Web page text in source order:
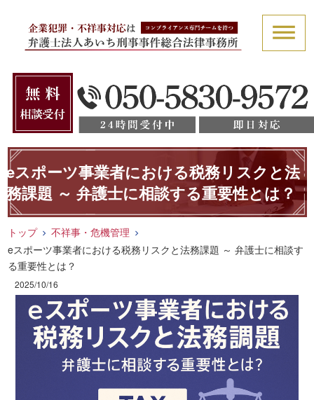
eスポーツ事業者における税務リスクと法
務課題 ～ 弁護士に相談する重要性とは？
トップ
不祥事・危機管理
eスポーツ事業者における税務リスクと法務課題 ～ 弁護士に相談す
る重要性とは？
2025/10/16